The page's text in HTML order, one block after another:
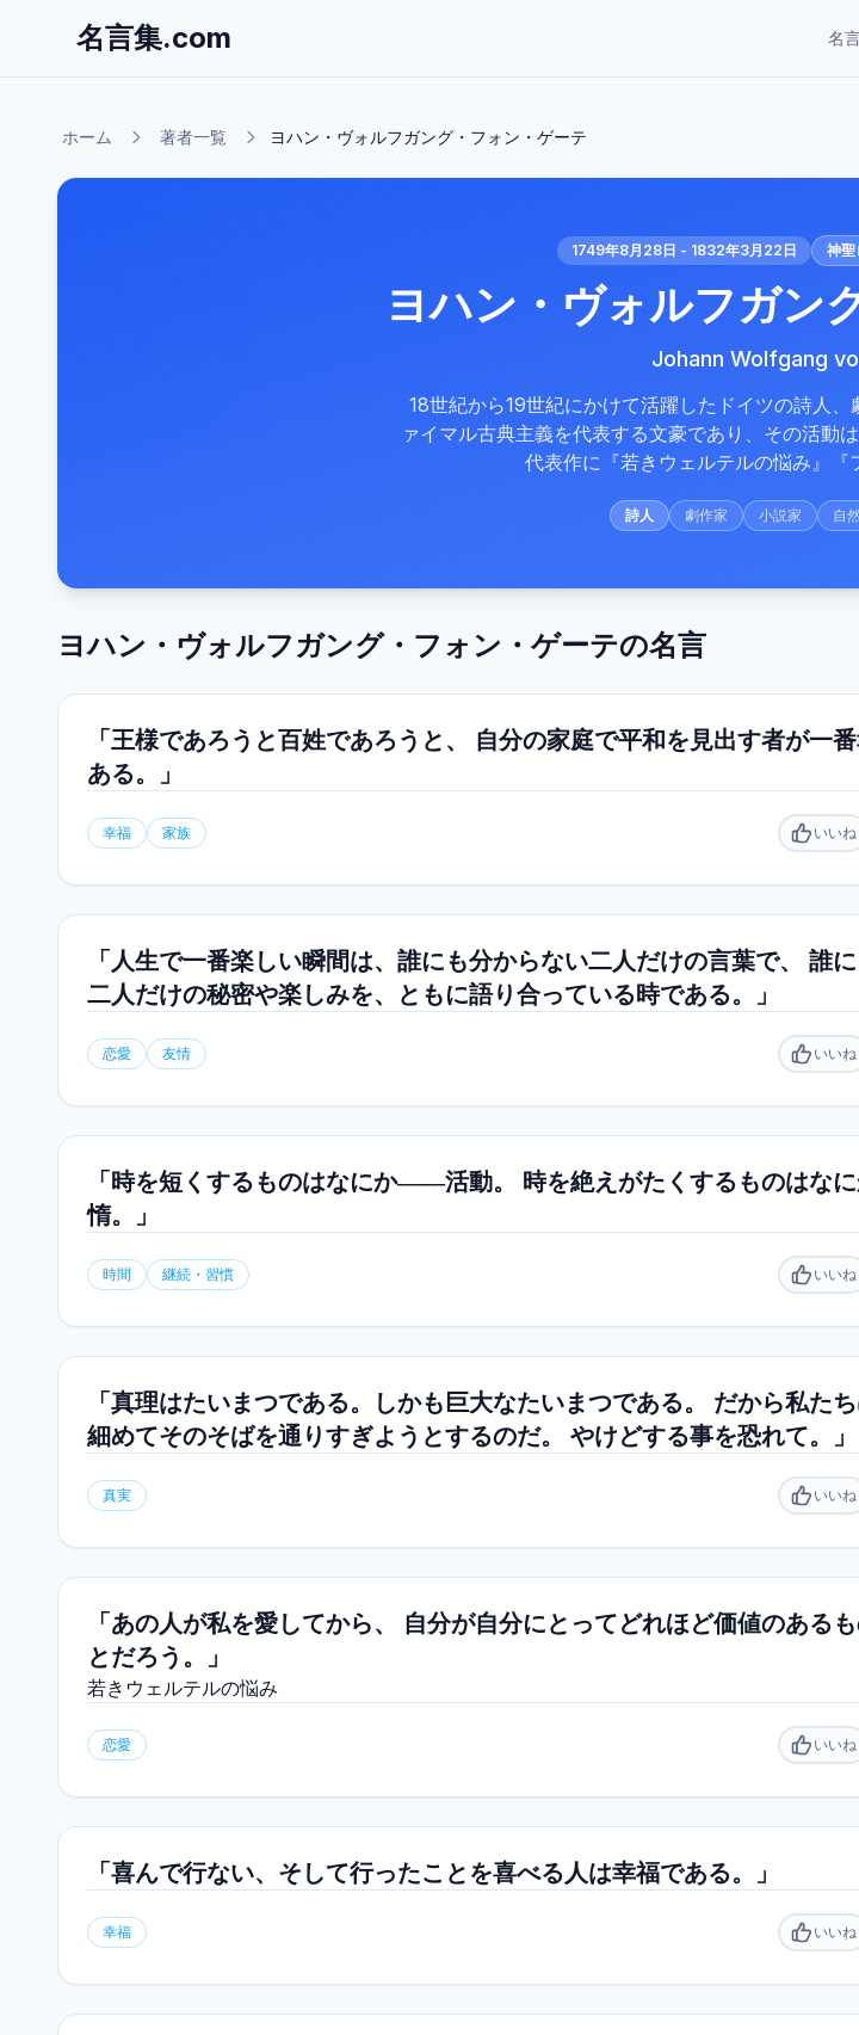
名言集.com 名
ホーム 著者一覧 ヨハン・ヴォルフガング・フォン・ゲーテ
1749年8月28日 - 1832年3月22日 神聖
ヨハン・ヴォルフガン
Johann Wolfgang
18世紀から19世紀にかけて活躍したドイツの詩人
ァイマル古典主義を代表する文豪であり、その活動
代表作に『若きウェルテルの悩み』『
詩人 劇作家 小説家 自
ヨハン・ヴォルフガング・フォン・ゲーテの名言
「王様であろうと百姓であろうと、 自分の家庭で平和を見出す者が一
ある。」
幸福 家族 いい
いいね
「人生で一番楽しい瞬間は、誰にも分からない二人だけの言葉で、 誰
二人だけの秘密や楽しみを、ともに語り合っている時である。」
恋愛 友情 いい
いいね
「時を短くするものはなにか――活動。 時を絶えがたくするものはな
惰。」
時間 継続・習慣 いい
いいね
「真理はたいまつである。しかも巨大なたいまつである。 だから私た
細めてそのそばを通りすぎようとするのだ。 やけどする事を恐れて。」
真実 いい
いいね
「あの人が私を愛してから、 自分が自分にとってどれほど価値のある
とだろう。」
若きウェルテルの悩み
恋愛 いい
いいね
「喜んで行ない、そして行ったことを喜べる人は幸福である。」
幸福 いい
いいね